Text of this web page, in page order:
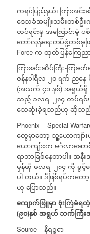
ကရင်ပြည်နယ်၊ ကြာအင်း
ဒေသခံအမျိုးသမီးတစ်ဦး
တပ်ရင်းမှ အကြောင်းမဲ့
တော်လှန်ရေးတပ်ဖွဲ့တစ်ခုဖြ
Force က ထုတ်ပြန်ကြေ
ကြာအင်းဆိပ်ကြီး-ကြခတ်
ဇန်နဝါရီလ ၂၀ ရက် ညနေ
(အသက် ၄၁ နှစ်) အရွယ်ရှိ
သည့် ခလရ–၂၈၄ တပ်ရင်း
သေဆုံးခဲ့ရသည်ဟု ဆိုသ
Phoenix – Special
တွေမှာတော့ သူ့ယောကျာ်
ယောကျာ်းက မင်္ဂလာဆ
ရာဘာခြစ်နေတာပါ။ အ
မှန်ဆို ခလရ–၂၈၄ ကို ခွင့်တ
ပါ တယ်။ ဒီဖြစ်ရပ်ကတေ
ဟု ပြောသည်။
ကျောက်ဖြူမှာ ဗုံးကြဲခံရတဲ့
(၉၀)နှစ် အရွယ် သက်ကြီး
Source – နိရဉ္စရာ